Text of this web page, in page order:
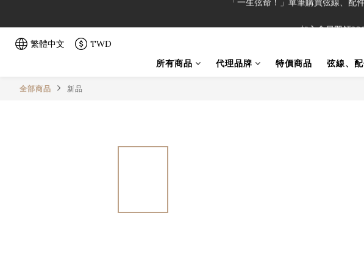
「一生弦命！」單筆購買弦線、
繁體中文 TWD
所有商品
代理品牌 特價商品 弦線、
全部商品 新品